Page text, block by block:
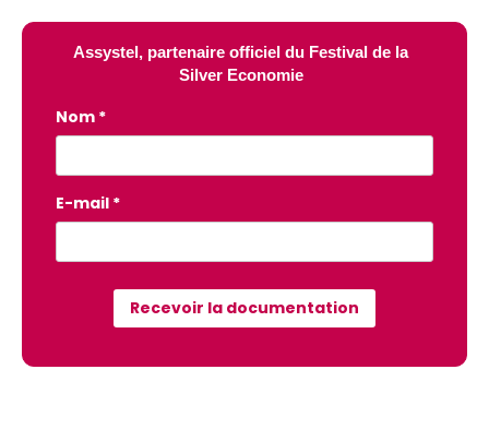
Assystel, partenaire officiel du Festival de la
Silver Economie
Nom *
E-mail *